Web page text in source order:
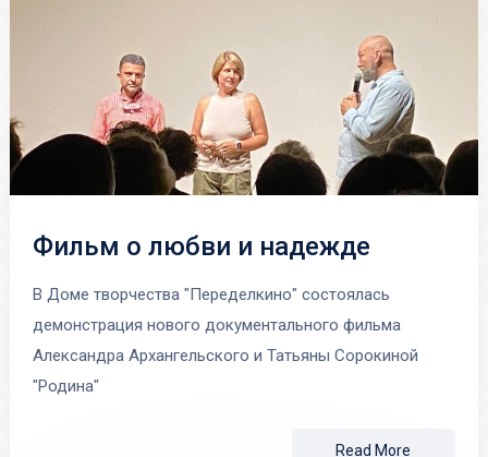
Фильм о любви и надежде
В Доме творчества "Переделкино" состоялась
демонстрация нового документального фильма
Александра Архангельского и Татьяны Сорокиной
"Родина"
Read More